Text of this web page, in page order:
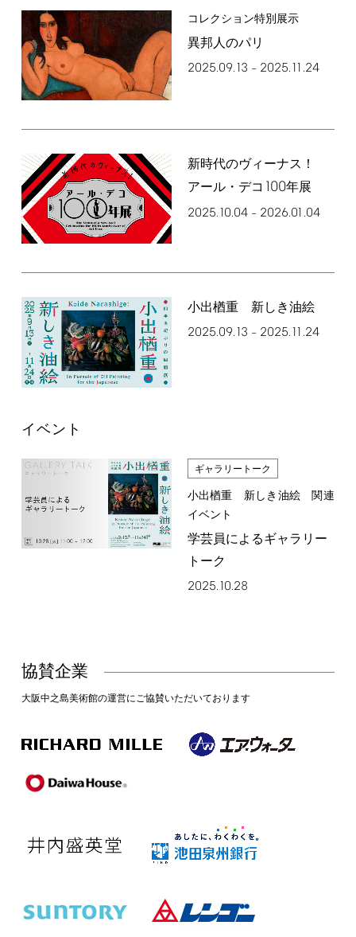
コレクション特別展示
異邦人のパリ
2025.09.13 – 2025.11.24
新時代のヴィーナス！
アール・デコ 100年展
2025.10.04– 2026.01.04
小出楢󠄀重 新しき油絵
2025.09.13 – 2025.11.24
イベント
ギャラリートーク
小出楢󠄀重 新しき油絵 関連
イベント
学芸員によるギャラリー
トーク
2025.10.28
協賛企業
大阪中之島美術館の運営にご協賛いただいております